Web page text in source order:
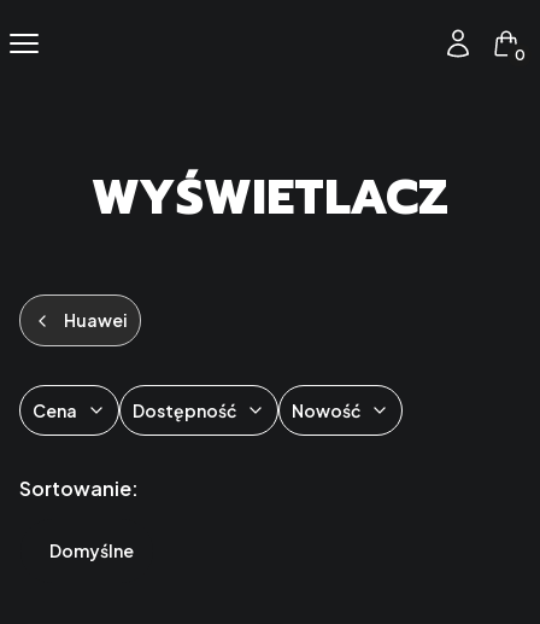
Menu Zaloguj się
WYŚWIETLACZ
Huawei
Cena Dostępność Nowość
Lista produktów
Sortowanie:
Domyślne